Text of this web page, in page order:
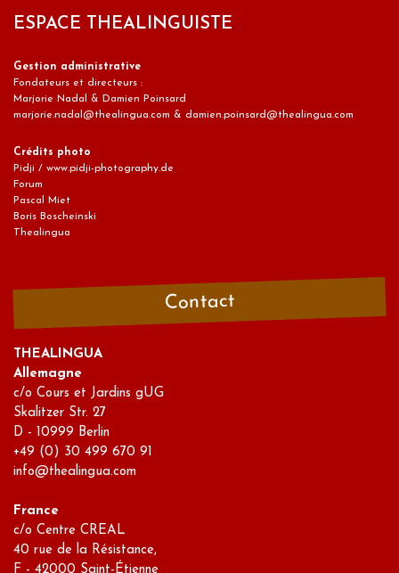
ESPACE THEALINGUISTE
Gestion administrative
Fondateurs et directeurs :
Marjorie Nadal & Damien Poinsard
marjorie.nadal@thealingua.com & damien.poinsard@thealingua.com
Crédits photo
Pidji / www.pidji-photography.de
Forum
Pascal Miet
Boris Boscheinski
Thealingua
Contact
THEALINGUA
Allemagne
c/o Cours et Jardins gUG
Skalitzer Str. 27
D - 10999 Berlin
+49 (0) 30 499 670 91
info@thealingua.com
France
c/o Centre CREAL
40 rue de la Résistance,
F - 42000 Saint-Étienne